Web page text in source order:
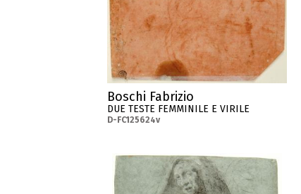
Boschi Fabrizio
DUE TESTE FEMMINILE E VIRILE
D-FC125624v